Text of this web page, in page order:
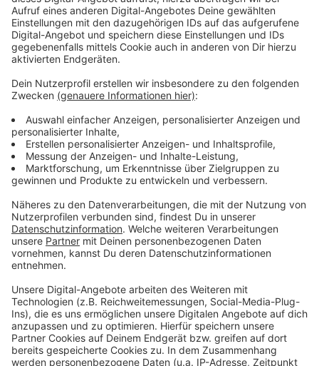
Sonntagehaben zu den stabilen Umsätzen
beigetragen.
Anzeige
Aktionstage und Angebote werden genutzt
Anzeige
Dennoch zeigt sich im Handel die gestiegene
Beispiel vermehrt Aktionstage und Angebote genutzt.
Anzeige
Mehr Infos und Links zu dem Thema gibt es
hier:
Anzeige